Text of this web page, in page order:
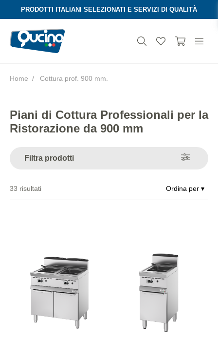
Aura
PRODOTTI ITALIANI SELEZIONATI E SERVIZI DI QUALITÀ
Home Cottura prof. 900 mm.
Piani di Cottura Professionali per la
Ristorazione da 900 mm
Filtra prodotti
33 risultati